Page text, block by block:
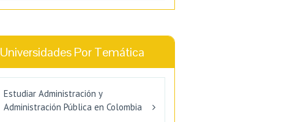
Universidades Por Temática
Estudiar Administración y
Administración Pública en Colombia